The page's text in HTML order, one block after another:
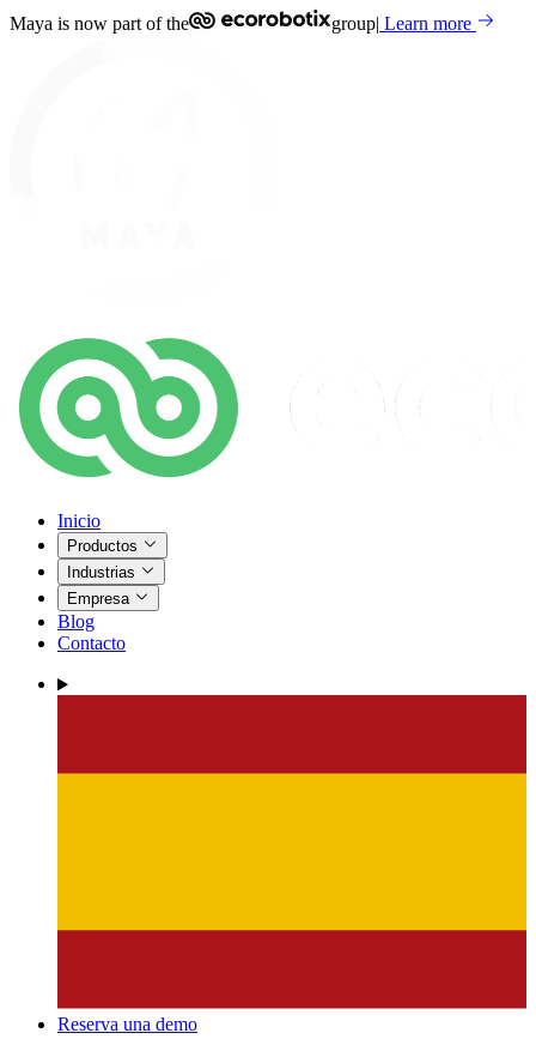
Maya is now part of the group| Learn more
Inicio
Productos
Industrias
Empresa
Blog
Contacto
Reserva una demo